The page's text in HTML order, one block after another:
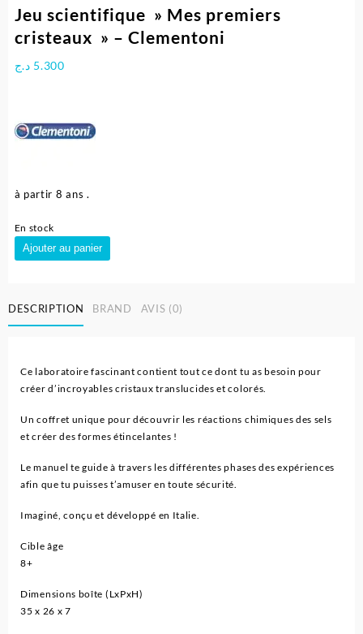
Jeu scientifique » Mes premiers
cristeaux » – Clementoni
5.300 د.ج
à partir 8 ans .
En stock
quantité
de
"
Mes
Clementoni
Ajouter au panier
DESCRIPTION BRAND AVIS (0)
Ce laboratoire fascinant contient tout ce dont tu as besoin pour
créer d’incroyables cristaux translucides et colorés.
Un coffret unique pour découvrir les réactions chimiques des sels
et créer des formes étincelantes !
Le manuel te guide à travers les différentes phases des expériences
afin que tu puisses t’amuser en toute sécurité.
Imaginé, conçu et développé en Italie.
Cible âge
8+
Dimensions boîte (LxPxH)
35 x 26 x 7